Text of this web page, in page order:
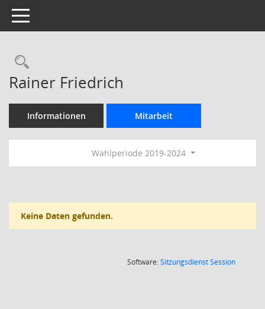
Toggle navigation
Rechercheauswahl
Rainer Friedrich
Informationen Mitarbeit
Wahlperiode 2019-2024
Keine Daten gefunden.
Software:SitzungsdienstSession(Wird in